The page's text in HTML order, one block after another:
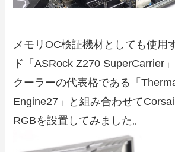
メモリOC検証機材としても使用
ド「ASRock Z270 SuperCarrier
クーラーの代表格である「
Engine27」と組み合わせて
RGBを設置してみました。